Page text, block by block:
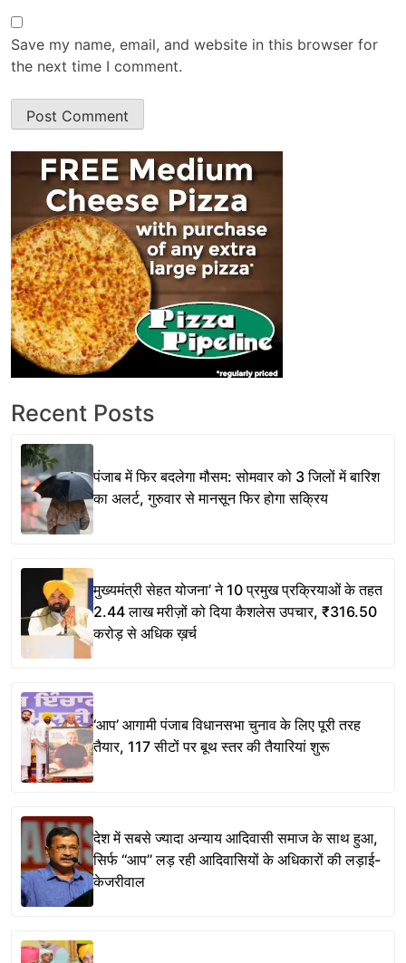
Save my name, email, and website in this browser for
the next time I comment.
Recent Posts
पंजाब में फिर बदलेगा मौसम: सोमवार को 3 जिलों में बारिश
का अलर्ट, गुरुवार से मानसून फिर होगा सक्रिय
मुख्यमंत्री सेहत योजना’ ने 10 प्रमुख प्रक्रियाओं के तहत
2.44 लाख मरीज़ों को दिया कैशलेस उपचार, ₹316.50
करोड़ से अधिक ख़र्च
‘आप’ आगामी पंजाब विधानसभा चुनाव के लिए पूरी तरह
तैयार, 117 सीटों पर बूथ स्तर की तैयारियां शुरू
देश में सबसे ज्यादा अन्याय आदिवासी समाज के साथ हुआ,
सिर्फ ‘‘आप’’ लड़ रही आदिवासियों के अधिकारों की लड़ाई-
केजरीवाल